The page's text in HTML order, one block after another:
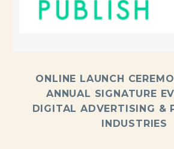
ONLINE LAUNCH
ANNUAL SIGNATURE
DIGITAL ADVERTISING &
INDUSTRIES